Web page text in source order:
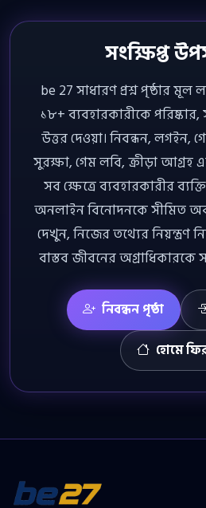
সংক্ষিপ্ত
be 27 সাধারণ প্রশ্ন পৃষ্ঠার মূল
১৮+ ব্যবহারকারীকে পরিষ্কার,
উত্তর দেওয়া। নিবন্ধন, লগইন,
সুরক্ষা, গেম লবি, ক্রীড়া আগ্রহ
সব ক্ষেত্রে ব্যবহারকারীর
অনলাইন বিনোদনকে সীমিত
দেখুন, নিজের তথ্যের নিয়ন্ত্রণ
বাস্তব জীবনের অগ্রাধিকারকে
নিবন্ধন পৃষ্ঠা
হোমে